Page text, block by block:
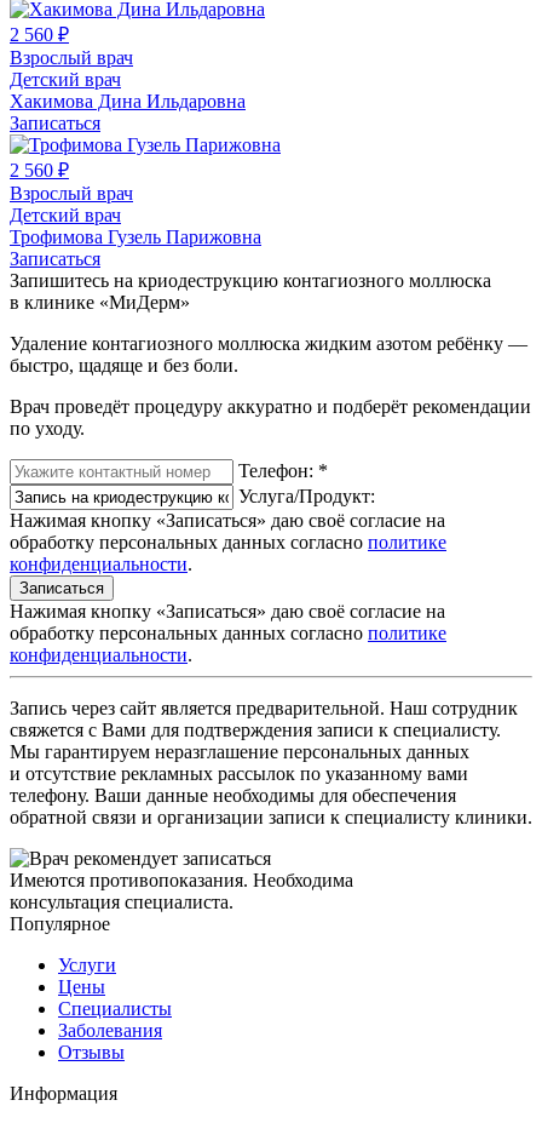
2 560 ₽
Взрослый врач
Детский врач
Хакимова Дина Ильдаровна
Записаться
2 560 ₽
Взрослый врач
Детский врач
Трофимова Гузель Парижовна
Записаться
Запишитесь на криодеструкцию контагиозного моллюска
в клинике «МиДерм»
Удаление контагиозного моллюска жидким азотом ребёнку —
быстро, щадяще и без боли.
Врач проведёт процедуру аккуратно и подберёт рекомендации
по уходу.
Телефон: *
Услуга/Продукт:
Нажимая кнопку «Записаться» даю своё согласие на
обработку персональных данных согласно политике
конфиденциальности.
Записаться
Нажимая кнопку «Записаться» даю своё согласие на
обработку персональных данных согласно политике
конфиденциальности.
Запись через сайт является предварительной. Наш сотрудник
свяжется с Вами для подтверждения записи к специалисту.
Мы гарантируем неразглашение персональных данных
и отсутствие рекламных рассылок по указанному вами
телефону. Ваши данные необходимы для обеспечения
обратной связи и организации записи к специалисту клиники.
Имеются противопоказания. Необходима
консультация специалиста.
Популярное
Услуги
Цены
Специалисты
Заболевания
Отзывы
Информация